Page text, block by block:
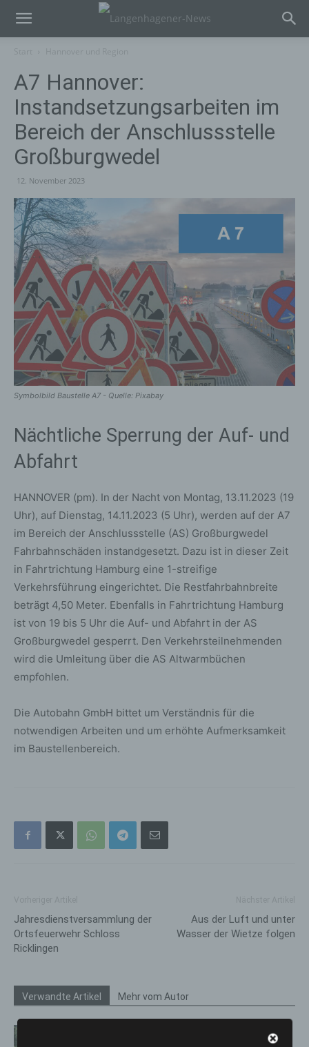
A7 Hannover:
Instandsetzungsarbeiten im
Bereich der Anschlussstelle
Großburgwedel
12. November 2023
Symbolbild Baustelle A7 - Quelle: Pixabay
Nächtliche Sperrung der Auf- und
Abfahrt
HANNOVER (pm). In der Nacht von Montag, 13.11.2023 (19
Uhr), auf Dienstag, 14.11.2023 (5 Uhr), werden auf der A7
im Bereich der Anschlussstelle (AS) Großburgwedel
Fahrbahnschäden instandgesetzt. Dazu ist in dieser Zeit
in Fahrtrichtung Hamburg eine 1-streifige
Verkehrsführung eingerichtet. Die Restfahrbahnbreite
beträgt 4,50 Meter. Ebenfalls in Fahrtrichtung Hamburg
ist von 19 bis 5 Uhr die Auf- und Abfahrt in der AS
Großburgwedel gesperrt. Den Verkehrsteilnehmenden
wird die Umleitung über die AS Altwarmbüchen
empfohlen.
Die Autobahn GmbH bittet um Verständnis für die
notwendigen Arbeiten und um erhöhte Aufmerksamkeit
im Baustellenbereich.
Jahresdienstversammlung der
Ortsfeuerwehr Schloss
Ricklingen
Aus der Luft und unter
Wasser der Wietze folgen
Verwandte Artikel Mehr vom Autor
Brand im „Haus der Begegnung“ in